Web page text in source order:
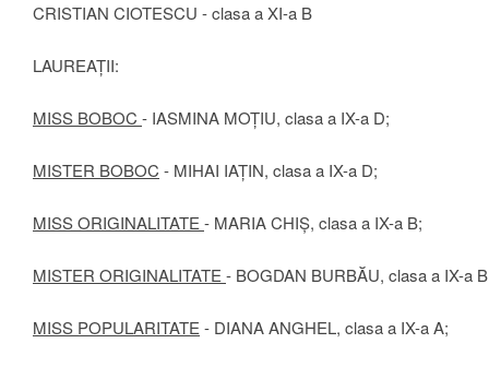
CRISTIAN CIOTESCU - clasa a XI-a B
LAUREAȚII:
MISS BOBOC - IASMINA MOȚIU, clasa a IX-a D;
MISTER BOBOC - MIHAI IAȚIN, clasa a IX-a D;
MISS ORIGINALITATE - MARIA CHIȘ, clasa a IX-a B;
MISTER ORIGINALITATE - BOGDAN BURBĂU, clasa a IX-a
MISS POPULARITATE - DIANA ANGHEL, clasa a IX-a A;